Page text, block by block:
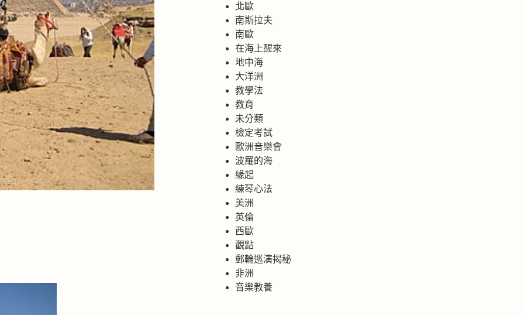
北歐
南斯拉夫
南歐
在海上醒來
地中海
大洋洲
教學法
教育
未分類
檢定考試
歐洲音樂會
波羅的海
緣起
練琴心法
美洲
英倫
西歐
觀點
郵輪巡演揭秘
非洲
音樂教養